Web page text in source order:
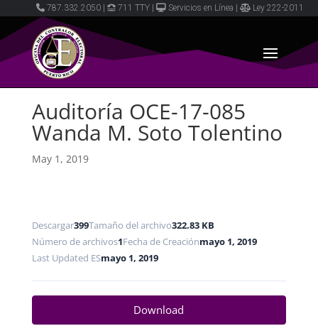
787.332.2050 711 TTY Servicios en Línea Ley 222-2011
Auditoría OCE-17-085
Wanda M. Soto Tolentino
May 1, 2019
Descargar399Tamaño del archivo322.83 KB
Número de archivos1Fecha de Creaciónmayo 1, 2019
Last Updated ESmayo 1, 2019
Download